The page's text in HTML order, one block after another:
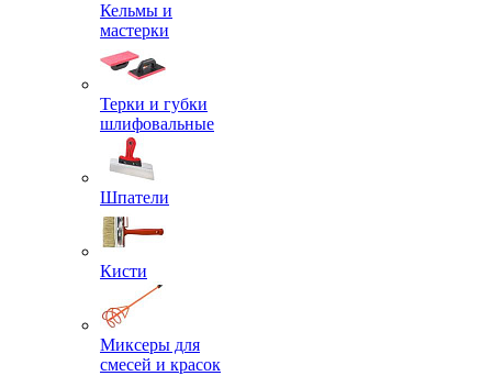
Кельмы и
мастерки
Терки и губки
шлифовальные
Шпатели
Кисти
Миксеры для
смесей и красок